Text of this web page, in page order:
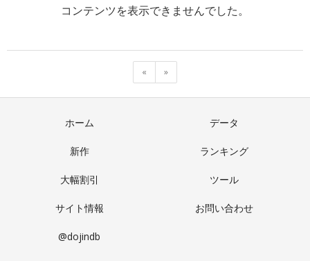
コンテンツを表示できませんでした。
« »
ホーム データ
新作 ランキング
大幅割引 ツール
サイト情報 お問い合わせ
@dojindb